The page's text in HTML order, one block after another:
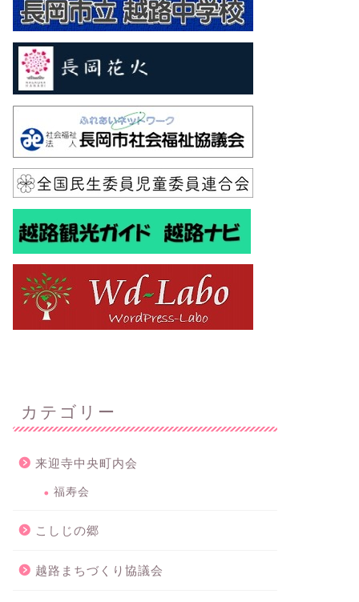
カテゴリー
来迎寺中央町内会
福寿会
こしじの郷
越路まちづくり協議会